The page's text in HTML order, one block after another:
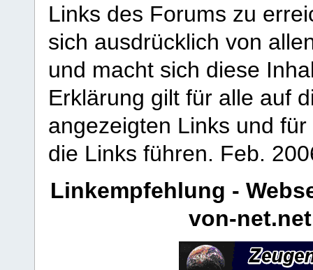
Links des Forums zu
sich ausdrücklich von
und macht sich diese
Erklärung gilt für alle auf
angezeigten Links und
die Links führen. Feb.
Linkempfehlung -
von-net.net